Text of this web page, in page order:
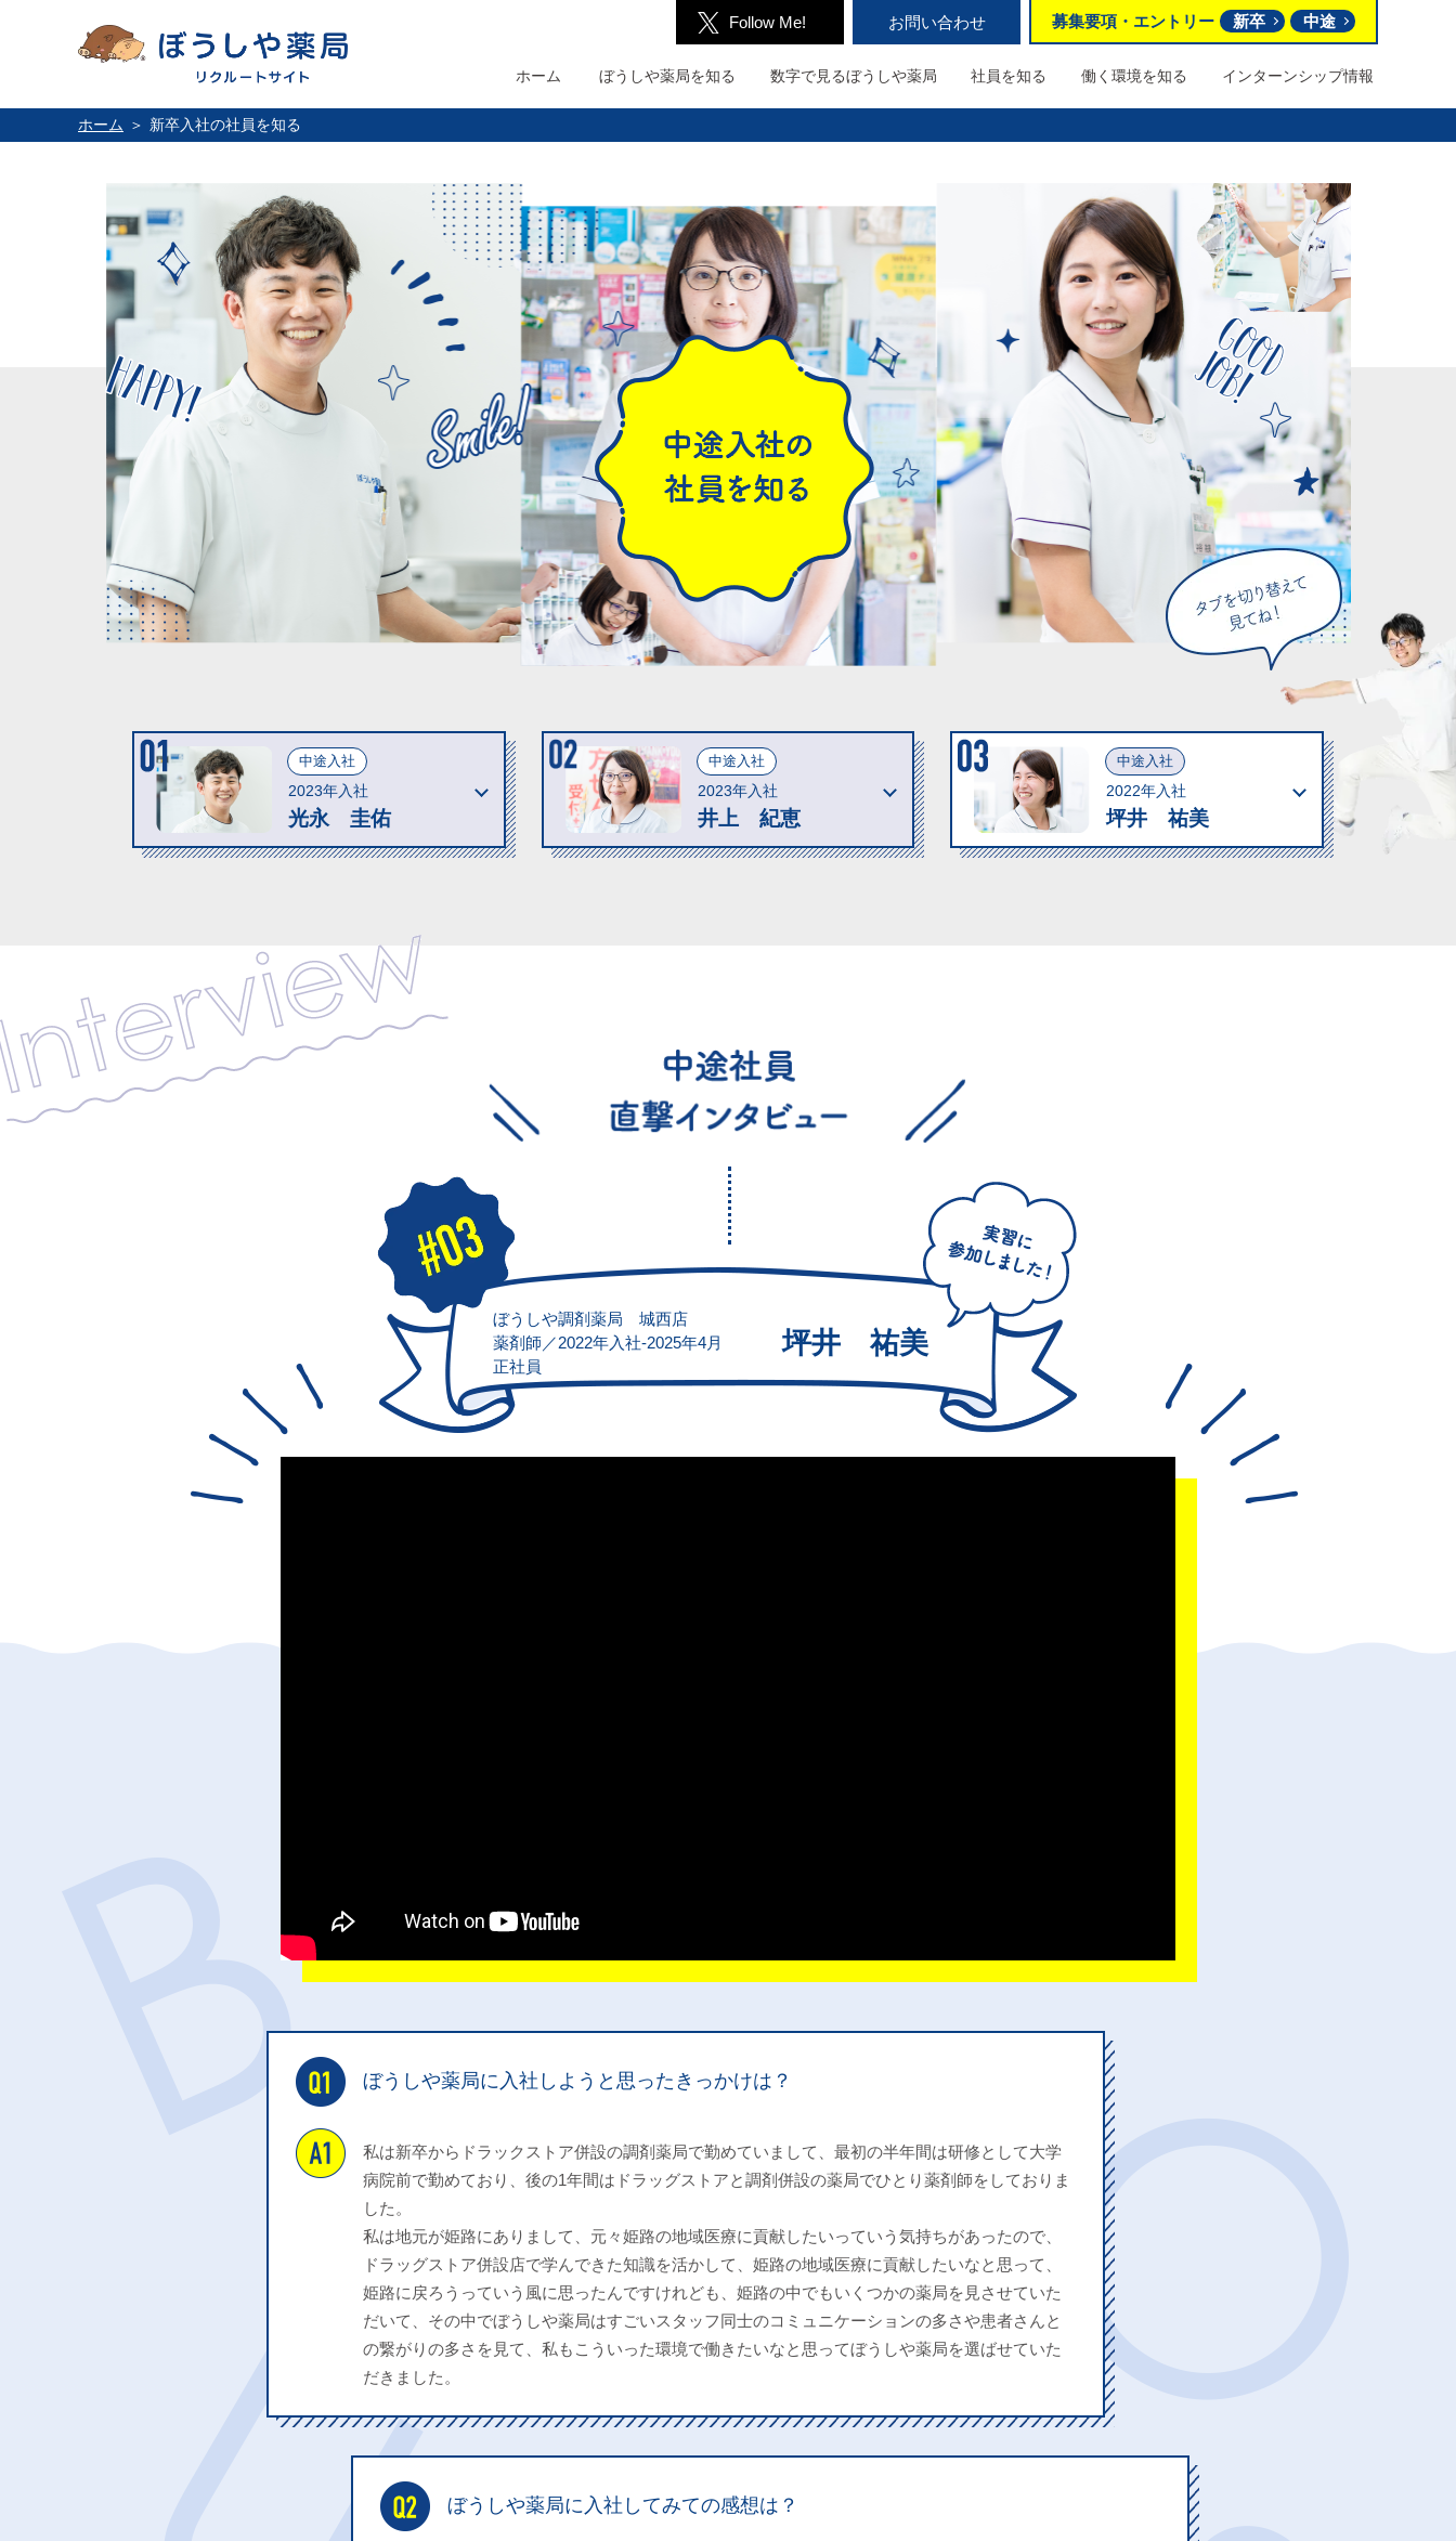
Follow Me! お問い合わせ 募集要項 ・ エントリー 新卒 中途
ホーム ぼうしや薬局を知る 数字で見るぼうしや薬局 社員を知る 働く環境を知る インターンシップ情報
ホーム 新卒入社の社員を知る
中途入社
2023年入社
光永 圭佑
中途入社
2023年入社
井上 紀恵
中途入社
2022年入社
坪井 祐美
ぼうしや調剤薬局 城西店
薬剤師／2022年入社-2025年4月
正社員
坪井 祐美
ぼうしや薬局に入社しようと思ったきっかけは？
私は新卒からドラックストア併設の調剤薬局で勤めていまして、最初の半年間は研修として大学
病院前で勤めており、後の1年間はドラッグストアと調剤併設の薬局でひとり薬剤師をしておりま
した。
私は地元が姫路にありまして、元々姫路の地域医療に貢献したいっていう気持ちがあったので、
ドラッグストア併設店で学んできた知識を活かして、姫路の地域医療に貢献したいなと思って、
姫路に戻ろうっていう風に思ったんですけれども、姫路の中でもいくつかの薬局を見させていた
だいて、その中でぼうしや薬局はすごいスタッフ同士のコミュニケーションの多さや患者さんと
の繋がりの多さを見て、私もこういった環境で働きたいなと思ってぼうしや薬局を選ばせていた
だきました。
ぼうしや薬局に入社してみての感想は？